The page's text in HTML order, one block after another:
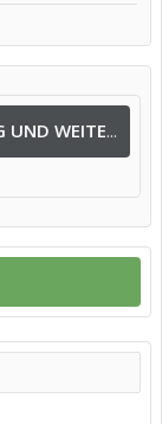
ANDERE USER SUCHTEN NACH LÖSUNG UND WEITEREN INFOS NACH: